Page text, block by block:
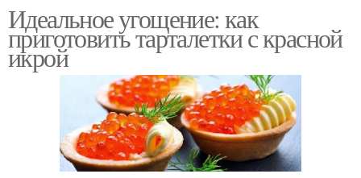
Идеальное угощение: как
приготовить тарталетки с красной
икрой